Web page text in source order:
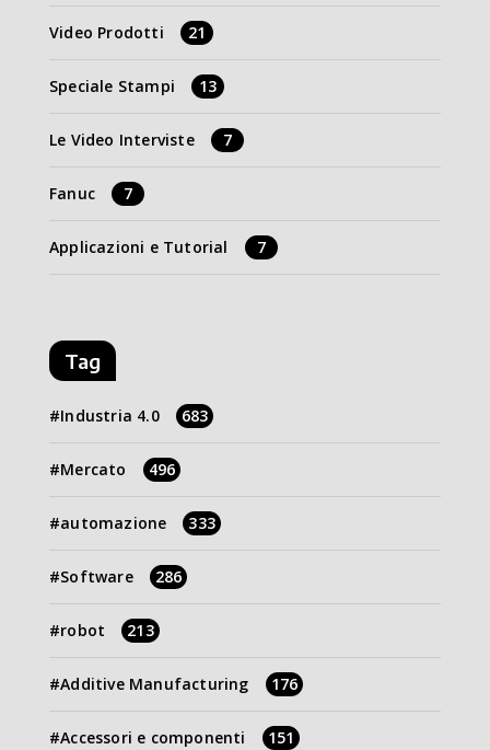
Video Prodotti 21
Speciale Stampi 13
Le Video Interviste 7
Fanuc 7
Applicazioni e Tutorial 7
Tag
Industria 4.0 683
Mercato 496
automazione 333
Software 286
robot 213
Additive Manufacturing 176
Accessori e componenti 151